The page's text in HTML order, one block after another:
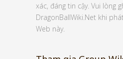
xác, đáng tin cậy. Vui lòng
DragonBallWiki.Net khi
Web này.